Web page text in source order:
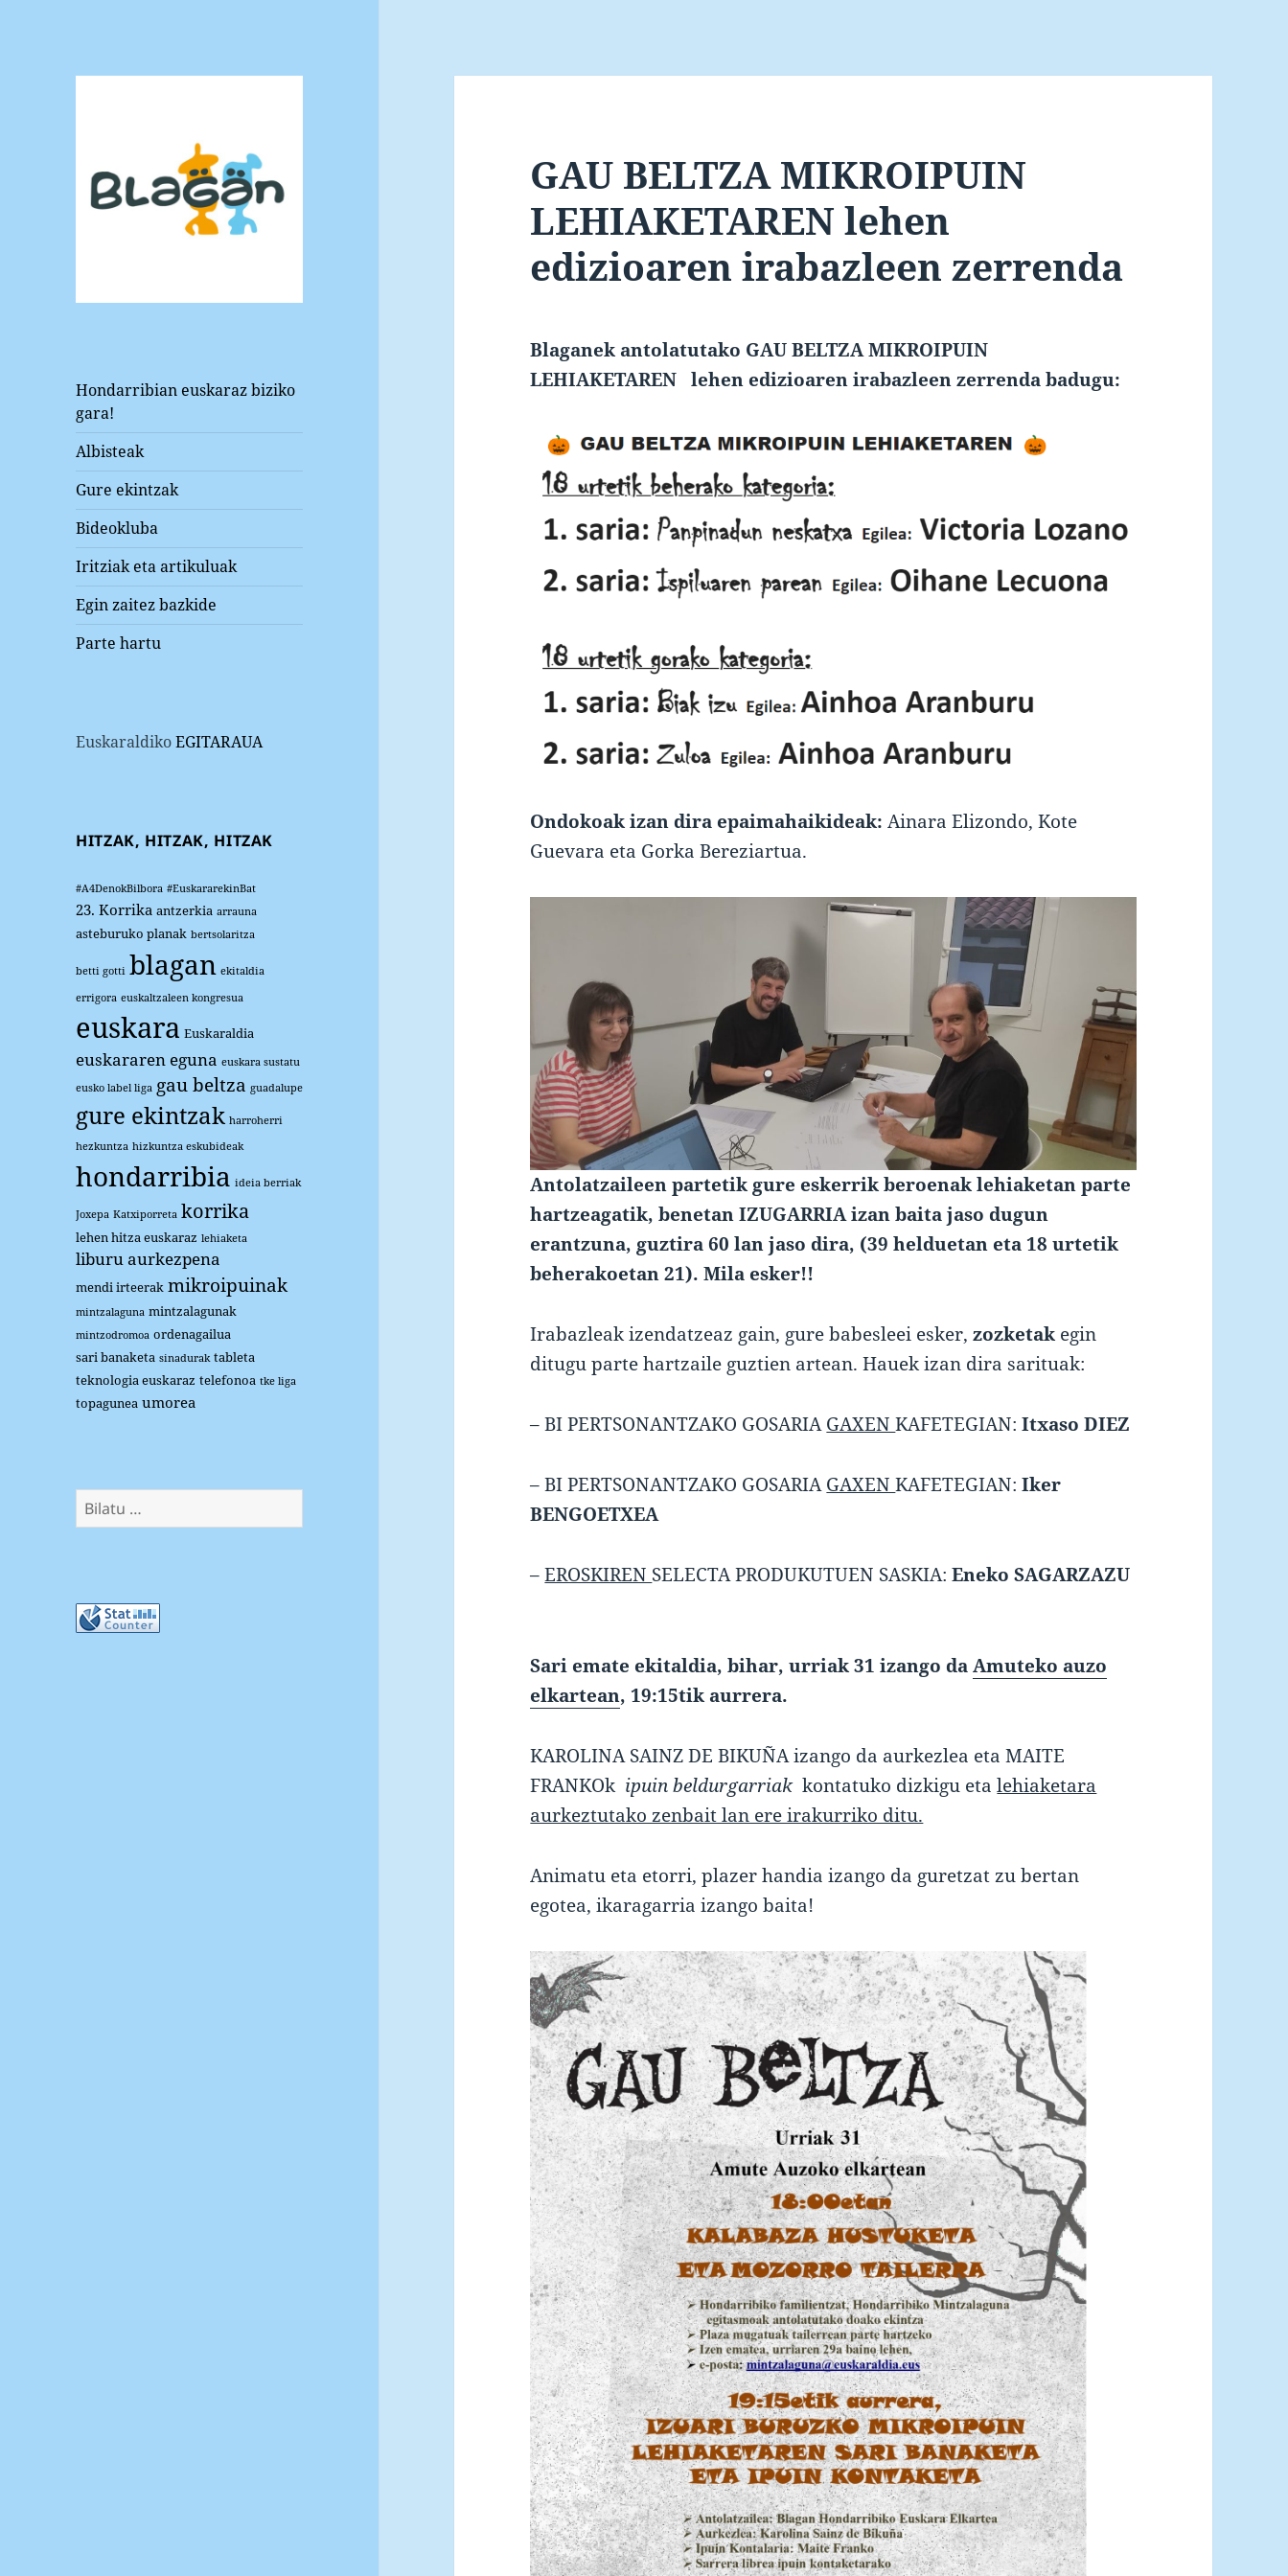
Hondarribian euskaraz biziko
gara!
Albisteak
Gure ekintzak
Bideokluba
Iritziak eta artikuluak
Egin zaitez bazkide
Parte hartu
EuskaraldikoEGITARAUA
HITZAK, HITZAK, HITZAK
#A4DenokBilbora #EuskararekinBat
23. Korrika antzerkia arrauna
asteburuko planak bertsolaritza
betti gotti blagan ekitaldia
errigora euskaltzaleen kongresua
euskara Euskaraldia
euskararen eguna euskara sustatu
eusko label liga gau beltza guadalupe
gure ekintzak harroherri
hezkuntza hizkuntza eskubideak
hondarribia ideia berriak
Joxepa Katxiporreta korrika
lehen hitza euskaraz lehiaketa
liburu aurkezpena
mendi irteerak mikroipuinak
mintzalaguna mintzalagunak
mintzodromoa ordenagailua
sari banaketa sinadurak tableta
teknologia euskaraz telefonoa tke liga
topagunea umorea
Bilatu:
GAU BELTZA MIKROIPUIN
LEHIAKETAREN lehen
edizioaren irabazleen zerrenda
Blaganek antolatutako GAU BELTZA MIKROIPUIN
LEHIAKETAREN lehen edizioaren irabazleen zerrenda badugu:
Ondokoak izan dira epaimahaikideak:Ainara Elizondo, Kote
Guevara eta Gorka Bereziartua.
Antolatzaileen partetik gure eskerrik beroenak lehiaketan parte
hartzeagatik, benetan IZUGARRIA izan baita jaso dugun
erantzuna, guztira 60 lan jaso dira, (39 helduetan eta 18 urtetik
beherakoetan 21). Mila esker!!
Irabazleak izendatzeaz gain, gure babesleei esker,zozketak egin
ditugu parte hartzaile guztien artean. Hauek izan dira sarituak:
– BI PERTSONANTZAKO GOSARIAGAXENKAFETEGIAN: Itxaso DIEZ
– BI PERTSONANTZAKO GOSARIAGAXENKAFETEGIAN:Iker
BENGOETXEA
–EROSKIREN SELECTA PRODUKUTUEN SASKIA:Eneko SAGARZAZU
Sari emate ekitaldia, bihar, urriak 31 izango daAmuteko auzo
elkartean, 19:15tik aurrera.
KAROLINA SAINZ DE BIKUÑA izango da aurkezlea eta MAITE
FRANKOk ipuin beldurgarriakkontatuko dizkigu etalehiaketara
aurkeztutako zenbait lan ere irakurriko ditu.
Animatu eta etorri, plazer handia izango da guretzat zu bertan
egotea, ikaragarria izango baita!